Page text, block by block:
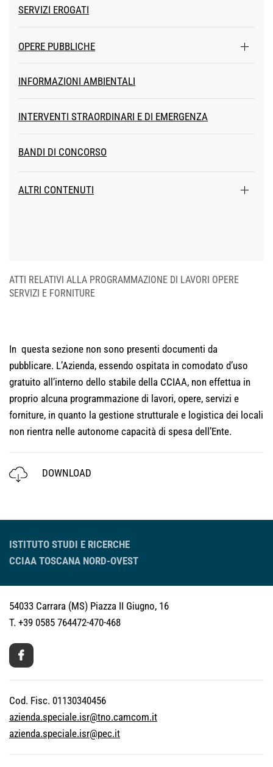
SERVIZI EROGATI
OPERE PUBBLICHE
INFORMAZIONI AMBIENTALI
INTERVENTI STRAORDINARI E DI EMERGENZA
BANDI DI CONCORSO
ALTRI CONTENUTI
ATTI RELATIVI ALLA PROGRAMMAZIONE DI LAVORI OPERE
SERVIZI E FORNITURE
In questa sezione non sono presenti documenti da
pubblicare. L’Azienda, essendo ospitata in comodato d’uso
gratuito all’interno dello stabile della CCIAA, non effettua in
proprio alcuna programmazione di lavori, opere, servizi e
forniture, in quanto la gestione strutturale e logistica dei locali
non rientra nelle autonome capacità di spesa dell’Ente.
DOWNLOAD
ISTITUTO STUDI E RICERCHE
CCIAA TOSCANA NORD-OVEST
54033 Carrara (MS) Piazza II Giugno, 16
T. +39 0585 764472-470-468
Cod. Fisc. 01130340456
azienda.speciale.isr@tno.camcom.it
azienda.speciale.isr@pec.it